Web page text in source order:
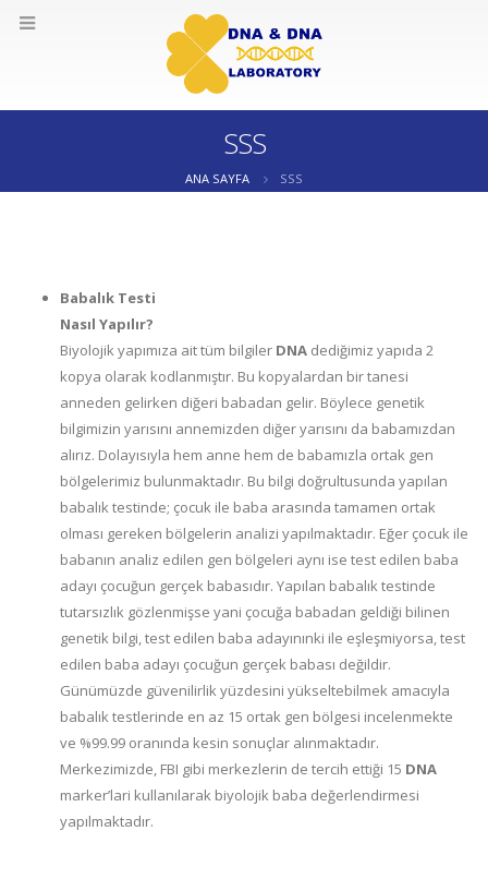
SSS
ANA SAYFA SSS
Babalık Testi
Nasıl Yapılır?
Biyolojik yapımıza ait tüm bilgiler DNA dediğimiz yapıda 2
kopya olarak kodlanmıştır. Bu kopyalardan bir tanesi
anneden gelirken diğeri babadan gelir. Böylece genetik
bilgimizin yarısını annemizden diğer yarısını da babamızdan
alırız. Dolayısıyla hem anne hem de babamızla ortak gen
bölgelerimiz bulunmaktadır. Bu bilgi doğrultusunda yapılan
babalık testinde; çocuk ile baba arasında tamamen ortak
olması gereken bölgelerin analizi yapılmaktadır. Eğer çocuk ile
babanın analiz edilen gen bölgeleri aynı ise test edilen baba
adayı çocuğun gerçek babasıdır. Yapılan babalık testinde
tutarsızlık gözlenmişse yani çocuğa babadan geldiği bilinen
genetik bilgi, test edilen baba adayınınki ile eşleşmiyorsa, test
edilen baba adayı çocuğun gerçek babası değildir.
Günümüzde güvenilirlik yüzdesini yükseltebilmek amacıyla
babalık testlerinde en az 15 ortak gen bölgesi incelenmekte
ve %99.99 oranında kesin sonuçlar alınmaktadır.
Merkezimizde, FBI gibi merkezlerin de tercih ettiği 15 DNA
marker’lari kullanılarak biyolojik baba değerlendirmesi
yapılmaktadır.